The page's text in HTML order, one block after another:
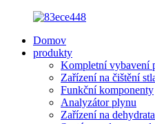
Domov
produkty
Kompletní vybavení
Zařízení na čištění
Funkční komponenty
Analyzátor plynu
Zařízení na